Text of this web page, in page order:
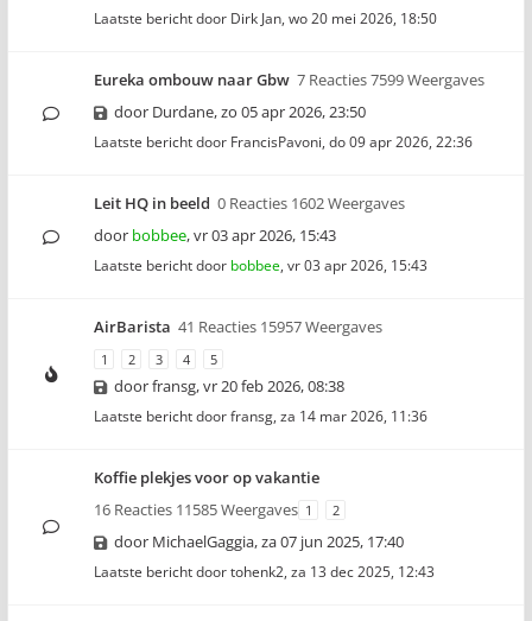
Laatste bericht door Dirk Jan, wo 20 mei 2026, 18:50
Eureka ombouw naar Gbw 7 Reacties 7599 Weergaves
door Durdane,zo 05 apr 2026, 23:50
Laatste bericht door FrancisPavoni, do 09 apr 2026, 22:36
Leit HQ in beeld 0 Reacties 1602 Weergaves
door bobbee,vr 03 apr 2026, 15:43
Laatste bericht door bobbee, vr 03 apr 2026, 15:43
AirBarista 41 Reacties 15957 Weergaves
1 2 3 4 5
doorfransg,vr 20 feb 2026, 08:38
Laatste bericht doorfransg, za 14 mar 2026, 11:36
Koffie plekjes voor op vakantie
16 Reacties 11585 Weergaves 1 2
door MichaelGaggia,za 07 jun 2025, 17:40
Laatste bericht doortohenk2, za 13 dec 2025, 12:43